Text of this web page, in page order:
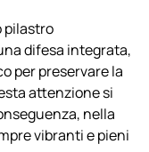
pilastro
difesa integrata,
per preservare la
attenzione si
nella
vibranti e pieni